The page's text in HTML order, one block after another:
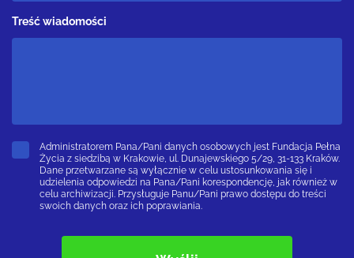
Treść wiadomości
Administratorem Pana/Pani danych osobowych jest Fundacja Pełna
Życia z siedzibą w Krakowie, ul. Dunajewskiego 5/29, 31-133 Kraków.
Dane przetwarzane są wyłącznie w celu ustosunkowania się i
udzielenia odpowiedzi na Pana/Pani korespondencję, jak również w
celu archiwizacji. Przysługuje Panu/Pani prawo dostępu do treści
swoich danych oraz ich poprawiania.